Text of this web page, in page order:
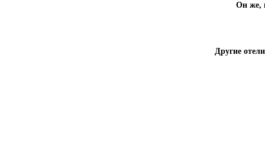
Он же,
Другие